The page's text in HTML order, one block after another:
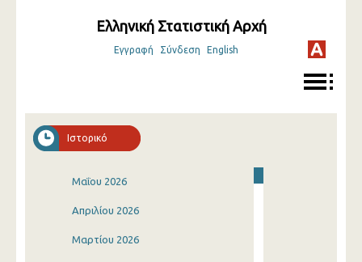
Ελληνική Στατιστική Αρχή
Εγγραφή Σύνδεση English
Ιστορικό
Μαΐου 2026
Απριλίου 2026
Μαρτίου 2026